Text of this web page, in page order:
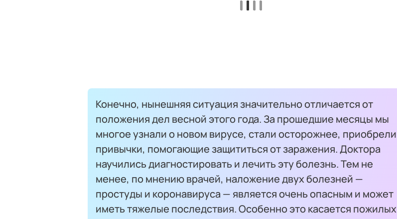
Конечно, нынешняя ситуация значительно отличается от
положения дел весной этого года. За прошедшие месяцы мы
многое узнали о новом вирусе, стали осторожнее, приобрели
привычки, помогающие защититься от заражения. Доктора
научились диагностировать и лечить эту болезнь. Тем не
менее, по мнению врачей, наложение двух болезней —
простуды и коронавируса — является очень опасным и может
иметь тяжелые последствия. Особенно это касается пожилых